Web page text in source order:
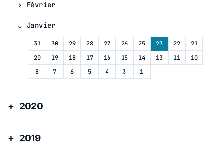
Février
Janvier
31 30 29 28 27 26 25 23 22
21
20
19 18 17 16 15 14 13 11
10
8
7 6 5 4 3 1
2020
2019